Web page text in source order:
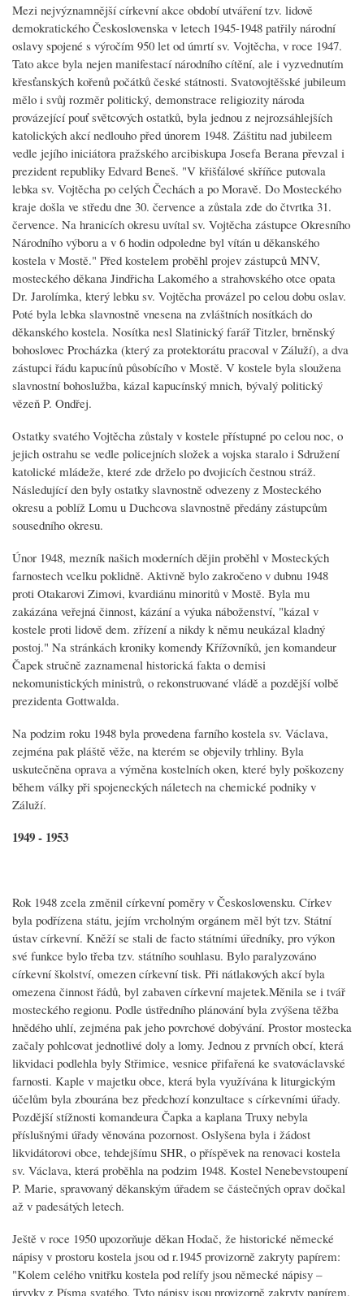
Mezi nejvýznamnější církevní akce období utváření tzv. lidově
demokratického Československa v letech 1945-1948 patřily národní
oslavy spojené s výročím 950 let od úmrtí sv. Vojtěcha, v roce 1947.
Tato akce byla nejen manifestací národního cítění, ale i vyzvednutím
křesťanských kořenů počátků české státnosti. Svatovojtěšské jubileum
mělo i svůj rozměr politický, demonstrace religiozity národa
provázející pouť světcových ostatků, byla jednou z nejrozsáhlejších
katolických akcí nedlouho před únorem 1948. Záštitu nad jubileem
vedle jejího iniciátora pražského arcibiskupa Josefa Berana převzal i
prezident republiky Edvard Beneš. "V křišťálové skříňce putovala
lebka sv. Vojtěcha po celých Čechách a po Moravě. Do Mosteckého
kraje došla ve středu dne 30. července a zůstala zde do čtvrtka 31.
července. Na hranicích okresu uvítal sv. Vojtěcha zástupce Okresního
Národního výboru a v 6 hodin odpoledne byl vítán u děkanského
kostela v Mostě." Před kostelem proběhl projev zástupců MNV,
mosteckého děkana Jindřicha Lakomého a strahovského otce opata
Dr. Jarolímka, který lebku sv. Vojtěcha provázel po celou dobu oslav.
Poté byla lebka slavnostně vnesena na zvláštních nosítkách do
děkanského kostela. Nosítka nesl Slatinický farář Titzler, brněnský
bohoslovec Procházka (který za protektorátu pracoval v Záluží), a dva
zástupci řádu kapucínů působícího v Mostě. V kostele byla sloužena
slavnostní bohoslužba, kázal kapucínský mnich, bývalý politický
vězeň P. Ondřej.
Ostatky svatého Vojtěcha zůstaly v kostele přístupné po celou noc, o
jejich ostrahu se vedle policejních složek a vojska staralo i Sdružení
katolické mládeže, které zde drželo po dvojicích čestnou stráž.
Následující den byly ostatky slavnostně odvezeny z Mosteckého
okresu a poblíž Lomu u Duchcova slavnostně předány zástupcům
sousedního okresu.
Únor 1948, mezník našich moderních dějin proběhl v Mosteckých
farnostech vcelku poklidně. Aktivně bylo zakročeno v dubnu 1948
proti Otakarovi Zimovi, kvardiánu minoritů v Mostě. Byla mu
zakázána veřejná činnost, kázání a výuka náboženství, "kázal v
kostele proti lidově dem. zřízení a nikdy k němu neukázal kladný
postoj." Na stránkách kroniky komendy Křížovníků, jen komandeur
Čapek stručně zaznamenal historická fakta o demisi
nekomunistických ministrů, o rekonstruované vládě a pozdější volbě
prezidenta Gottwalda.
Na podzim roku 1948 byla provedena farního kostela sv. Václava,
zejména pak pláště věže, na kterém se objevily trhliny. Byla
uskutečněna oprava a výměna kostelních oken, které byly poškozeny
během války při spojeneckých náletech na chemické podniky v
Záluží.
1949 - 1953
Rok 1948 zcela změnil církevní poměry v Československu. Církev
byla podřízena státu, jejím vrcholným orgánem měl být tzv. Státní
ústav církevní. Kněží se stali de facto státními úředníky, pro výkon
své funkce bylo třeba tzv. státního souhlasu. Bylo paralyzováno
církevní školství, omezen církevní tisk. Při nátlakových akcí byla
omezena činnost řádů, byl zabaven církevní majetek.Měnila se i tvář
mosteckého regionu. Podle ústředního plánování byla zvýšena těžba
hnědého uhlí, zejména pak jeho povrchové dobývání. Prostor mostecka
začaly pohlcovat jednotlivé doly a lomy. Jednou z prvních obcí, která
likvidaci podlehla byly Střimice, vesnice přifařená ke svatováclavské
farnosti. Kaple v majetku obce, která byla využívána k liturgickým
účelům byla zbourána bez předchozí konzultace s církevními úřady.
Pozdější stížnosti komandeura Čapka a kaplana Truxy nebyla
příslušnými úřady věnována pozornost. Oslyšena byla i žádost
likvidátorovi obce, tehdejšímu SHR, o příspěvek na renovaci kostela
sv. Václava, která proběhla na podzim 1948. Kostel Nenebevstoupení
P. Marie, spravovaný děkanským úřadem se částečných oprav dočkal
až v padesátých letech.
Ještě v roce 1950 upozorňuje děkan Hodač, že historické německé
nápisy v prostoru kostela jsou od r.1945 provizorně zakryty papírem:
"Kolem celého vnitřku kostela pod relífy jsou německé nápisy –
úryvky z Písma svatého. Tyto nápisy jsou provizorně zakryty papírem.